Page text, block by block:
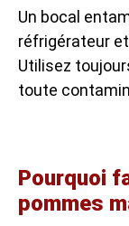
Un bocal
réfrigérateur
Utilisez
toute
Pourquoi
pommes